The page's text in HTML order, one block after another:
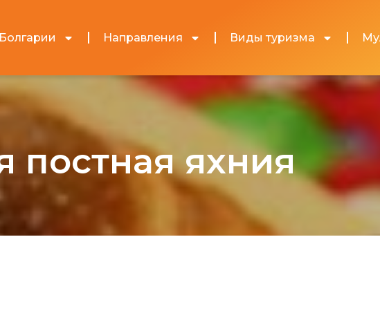
Направления Виды туризма
постная яхния